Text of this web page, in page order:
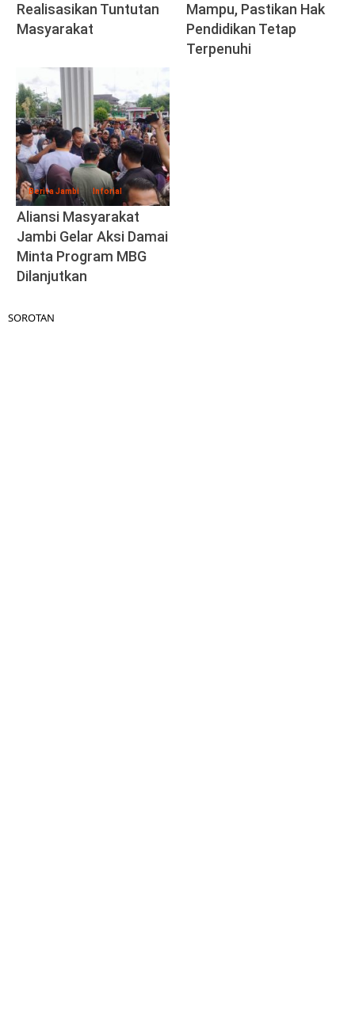
Realisasikan Tuntutan
Masyarakat
Mampu, Pastikan Hak
Pendidikan Tetap
Terpenuhi
Berita Jambi Inforial
Aliansi Masyarakat
Jambi Gelar Aksi Damai
Minta Program MBG
Dilanjutkan
SOROTAN